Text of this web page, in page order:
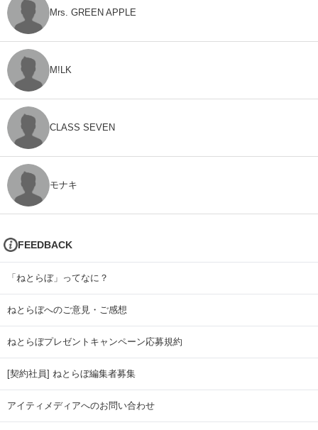
Mrs. GREEN APPLE
M!LK
CLASS SEVEN
モナキ
FEEDBACK
「ねとらぼ」ってなに？
ねとらぼへのご意見・ご感想
ねとらぼプレゼントキャンペーン応募規約
[契約社員] ねとらぼ編集者募集
アイティメディアへのお問い合わせ